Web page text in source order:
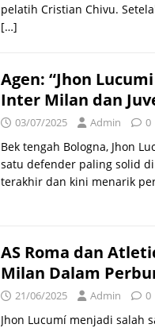
pelatih Cristian Chivu.
[…]
Agen: “Jhon
Inter Milan dan
03/07/2025 Admin 0
Bek tengah Bologna, Jhon
satu defender paling solid
terakhir dan kini menarik
AS Roma dan
Milan Dalam
21/06/2025 Admin 0
Jhon Lucumí menjadi salah